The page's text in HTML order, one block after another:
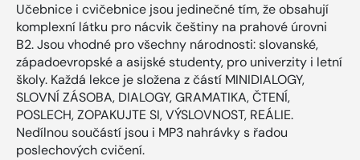
Učebnice i cvičebnice jsou jedinečné tím, že obsahují
komplexní látku pro nácvik češtiny na prahové úrovni
B2. Jsou vhodné pro všechny národnosti: slovanské,
západoevropské a asijské studenty, pro univerzity i letní
školy. Každá lekce je složena z částí MINIDIALOGY,
SLOVNÍ ZÁSOBA, DIALOGY, GRAMATIKA, ČTENÍ,
POSLECH, ZOPAKUJTE SI, VÝSLOVNOST, REÁLIE.
Nedílnou součástí jsou i MP3 nahrávky s řadou
poslechových cvičení.